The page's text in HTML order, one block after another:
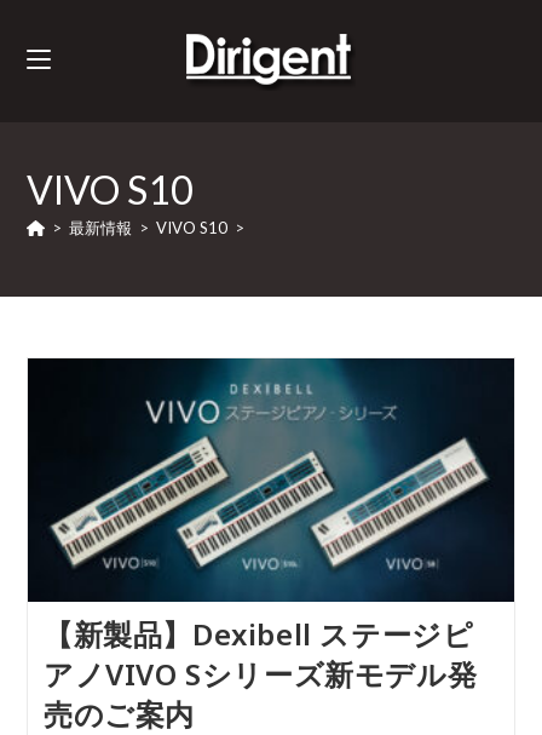
VIVO S10
> 最新情報 > VIVO S10 >
【新製品】Dexibell ステージピ
アノVIVO Sシリーズ新モデル発
売のご案内